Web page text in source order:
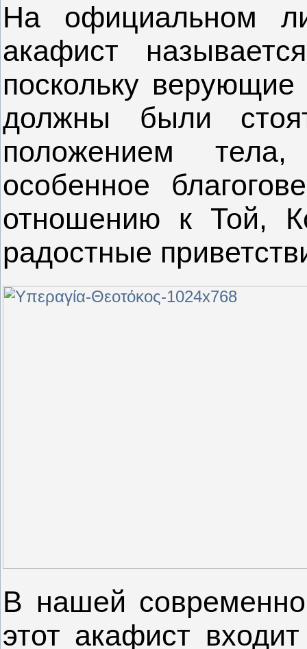
На официальном
акафист
поскольку
должны были
положением тела,
особенное
отношению к Той,
радостные
В нашей
этот акафист